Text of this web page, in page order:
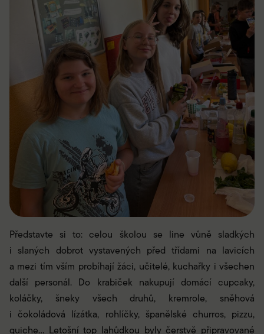
Představte si to: celou školou se line vůně sladkých
i slaných dobrot vystavených před třídami na lavicích
a mezi tím vším probíhají žáci, učitelé, kuchařky i všechen
další personál. Do krabiček nakupují domácí cupcaky,
koláčky, šneky všech druhů, kremrole, sněhová
i čokoládová lízátka, rohlíčky, španělské churros, pizzu,
quiche… Letošní top lahůdkou byly čerstvě připravované